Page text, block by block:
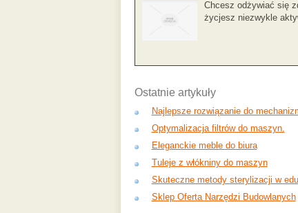
Chcesz odżywiać się
życjesz niezwykle
Ostatnie artykuły
Najlepsze rozwiązanie do
Optymalizacja filtrów do maszyn.
Eleganckie meble do biura
Tuleje z włókniny do maszyn
Skuteczne metody sterylizacji w
Sklep Oferta Narzędzi Budowlanych